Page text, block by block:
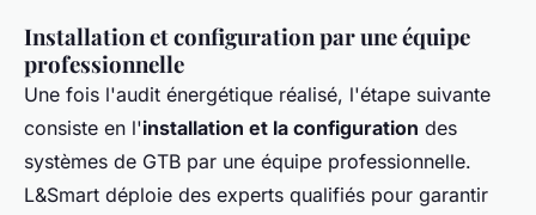
Installation et configuration par une équipe
professionnelle
Une fois l'audit énergétique réalisé, l'étape suivante
consiste en l'installation et la configuration des
systèmes de GTB par une équipe professionnelle.
L&Smart déploie des experts qualifiés pour garantir